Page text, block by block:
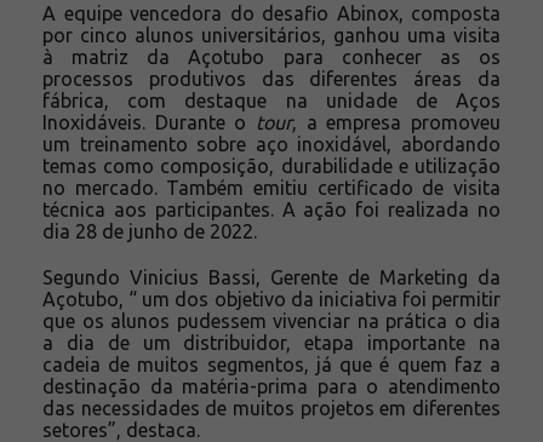
A equipe vencedora do desafio Abinox, composta
por cinco alunos universitários, ganhou uma visita
à matriz da Açotubo para conhecer as os
processos produtivos das diferentes áreas da
fábrica, com destaque na unidade de Aços
Inoxidáveis. Durante o
tour, a empresa promoveu
um treinamento sobre aço inoxidável, abordando
temas como composição, durabilidade e utilização
no mercado. Também emitiu certificado de visita
técnica aos participantes. A ação foi realizada no
dia 28 de junho de 2022.
Segundo Vinicius Bassi, Gerente de Marketing da
Açotubo, “ um dos objetivo da iniciativa foi permitir
que os alunos pudessem vivenciar na prática o dia
a dia de um distribuidor, etapa importante na
cadeia de muitos segmentos, já que é quem faz a
destinação da matéria-prima para o atendimento
das necessidades de muitos projetos em diferentes
setores”, destaca.